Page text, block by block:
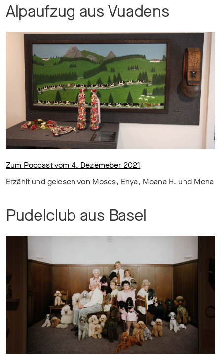
Alpaufzug aus Vuadens
Zum Podcast vom 4. Dezemeber 2021
Erzählt und gelesen von Moses, Enya, Moana H. und Mena
Pudelclub aus Basel